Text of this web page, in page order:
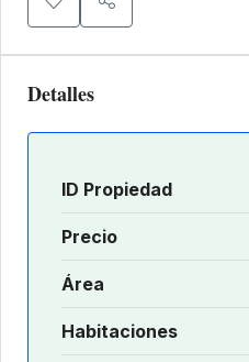
Detalles
ID Propiedad
Precio
Área
Habitaciones